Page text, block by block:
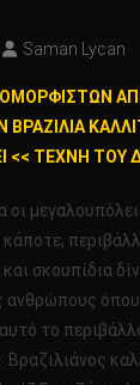
Saman Lycan
ΑΠΟ
ΒΡΑΖΙΛΙΑ
<< ΤΕΧΝΗ ΤΟΥ
κάποτε,
σκουπίδια
ανθρώπους
το